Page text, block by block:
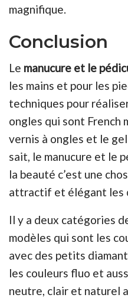
magnifique.
Conclusion
Le manucure et le
les mains et pour les
techniques pour
ongles qui sont French
vernis à ongles et le
sait, le manucure et le
la beauté c’est une
attractif et élégant les
Il y a deux catégories
modèles qui sont les
avec des petits
les couleurs fluo et
neutre, clair et naturel